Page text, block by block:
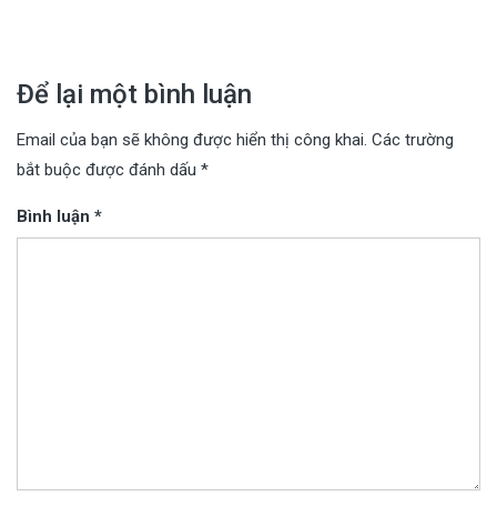
Để lại một bình luận
Email của bạn sẽ không được hiển thị công khai. Các trường
bắt buộc được đánh dấu *
Bình luận *